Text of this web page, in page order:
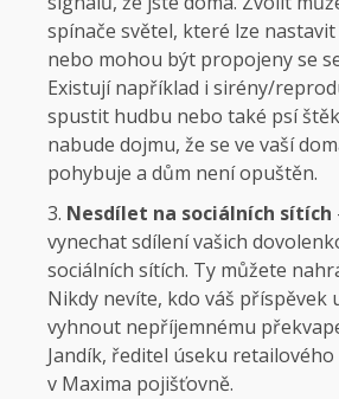
spínače světel, které lze
nebo mohou být propojeny se
Existují například i sirény/
spustit hudbu nebo také psí
nabude dojmu, že se ve vaší
pohybuje a dům není opuštěn.
Nesdílet na sociálních sítích
vynechat sdílení vašich
sociálních sítích. Ty můžete
Nikdy nevíte, kdo váš příspěvek
vyhnout nepříjemnému
Jandík, ředitel úseku
v Maxima pojišťovně.